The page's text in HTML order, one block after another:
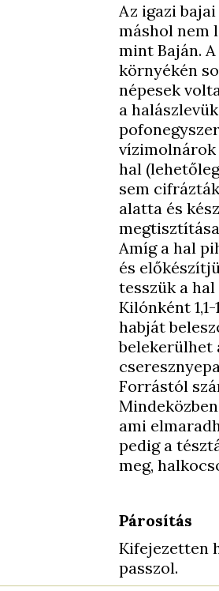
Az igazi
máshol nem
mint Baján.
környékén
népesek
a
vízimolnárok
hal
sem
alatta és
Amíg a hal
és
tesszük a
Kilónként
habját
belekerülhet
Forrástól
ami
pedig a
meg,
Párosítás
Kifejezetten
passzol.